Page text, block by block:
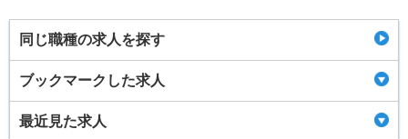
同じ職種の求人を探す
ブックマークした求人
最近見た求人